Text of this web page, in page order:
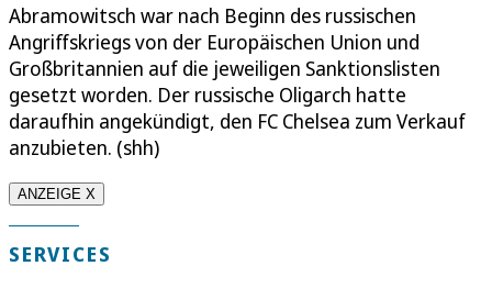
Abramowitsch war nach Beginn des russischen
Angriffskriegs von der Europäischen Union und
Großbritannien auf die jeweiligen Sanktionslisten
gesetzt worden. Der russische Oligarch hatte
daraufhin angekündigt, den FC Chelsea zum Verkauf
anzubieten. (shh)
ANZEIGE X
SERVICES